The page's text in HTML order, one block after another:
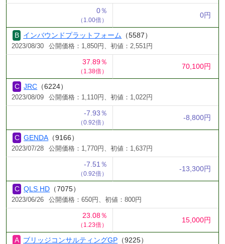
0％
（1.00倍）
0円
インバウンドプラットフォーム （5587）
2023/08/30 公開価格：1,850円、初値：2,551円
37.89％
（1.38倍）
70,100円
JRC （6224）
2023/08/09 公開価格：1,110円、初値：1,022円
-7.93％
（0.92倍）
-8,800円
GENDA （9166）
2023/07/28 公開価格：1,770円、初値：1,637円
-7.51％
（0.92倍）
-13,300円
QLS HD （7075）
2023/06/26 公開価格：650円、初値：800円
23.08％
（1.23倍）
15,000円
ブリッジコンサルティングGP （9225）